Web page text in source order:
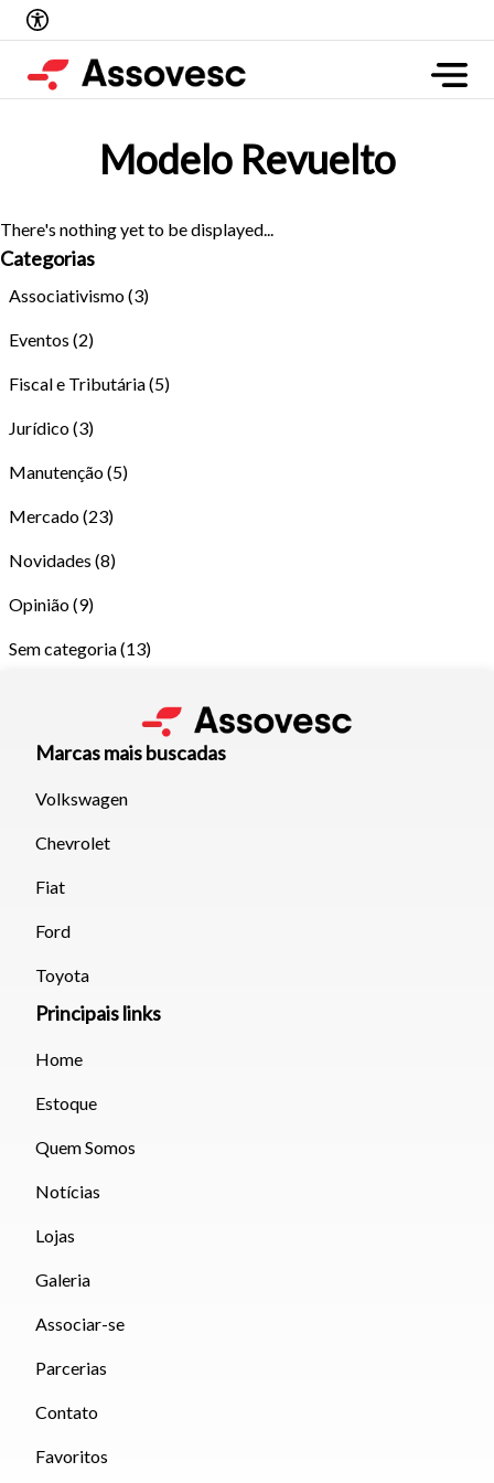
Tamanho do texto
Para aumentar ou diminuir a fonte em nosso site, utilize os
teclado.
Modelo Revuelto
There's nothing yet to be displayed...
Categorias
Associativismo(3)
Eventos (2)
Fiscal e Tributária(5)
Jurídico(3)
Manutenção(5)
Mercado(23)
Novidades (8)
Opinião(9)
Sem categoria(13)
Marcas mais buscadas
Volkswagen
Chevrolet
Fiat
Ford
Toyota
Principais links
Home
Estoque
Quem Somos
Notícias
Lojas
Galeria
Associar-se
Parcerias
Contato
Favoritos